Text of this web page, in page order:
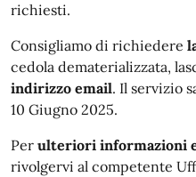
richiesti.
Consigliamo di richiedere
cedola dematerializzata,
indirizzo email. Il servizio
10 Giugno 2025.
Per ulteriori informazioni
rivolgervi al competente